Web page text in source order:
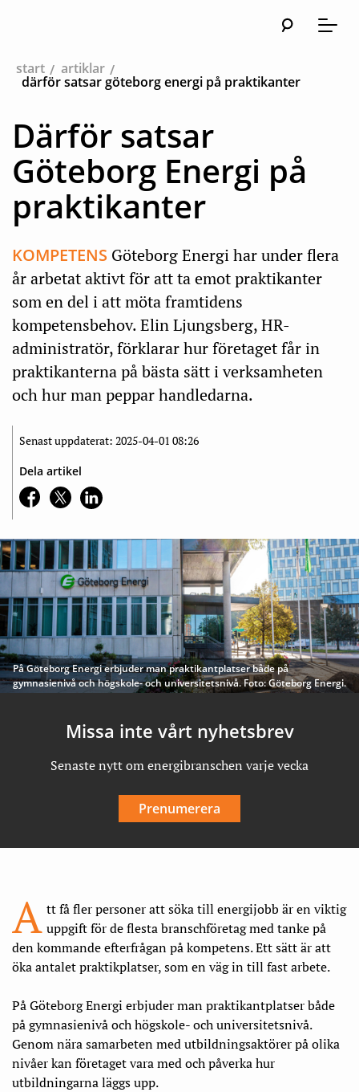
Meny
start
artiklar
därför satsar göteborg energi på praktikanter
Därför satsar
Göteborg Energi på
praktikanter
KOMPETENS Göteborg Energi har under flera
år arbetat aktivt för att ta emot praktikanter
som en del i att möta framtidens
kompetensbehov. Elin Ljungsberg, HR-
administratör, förklarar hur företaget får in
praktikanterna på bästa sätt i verksamheten
och hur man peppar handledarna.
Senast uppdaterat: 2025-04-01 08:26
Dela artikel
På Göteborg Energi erbjuder man praktikantplatser både på
gymnasienivå och högskole- och universitetsnivå. Foto: Göteborg Energi.
Missa inte vårt nyhetsbrev
Senaste nytt om energibranschen varje vecka
Prenumerera
A tt få fler personer att söka till energijobb är en viktig
uppgift för de flesta branschföretag med tanke på
den kommande efterfrågan på kompetens. Ett sätt är att
öka antalet praktikplatser, som en väg in till fast arbete.
På Göteborg Energi erbjuder man praktikantplatser både
på gymnasienivå och högskole- och universitetsnivå.
Genom nära samarbeten med utbildningsaktörer på olika
nivåer kan företaget vara med och påverka hur
utbildningarna läggs upp.